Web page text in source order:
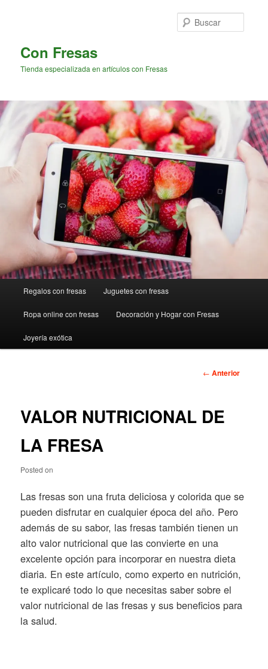
Con Fresas
Tienda especializada en artículos con Fresas
principal
Regalos con fresas Juguetes con fresas
Ropa online con fresas Decoración y Hogar con Fresas
Joyería exótica
Navegación
← Anterior
VALOR NUTRICIONAL DE
LA FRESA
Posted on
Las fresas son una fruta deliciosa y colorida que se
pueden disfrutar en cualquier época del año. Pero
además de su sabor, las fresas también tienen un
alto valor nutricional que las convierte en una
excelente opción para incorporar en nuestra dieta
diaria. En este artículo, como experto en nutrición,
te explicaré todo lo que necesitas saber sobre el
valor nutricional de las fresas y sus beneficios para
la salud.